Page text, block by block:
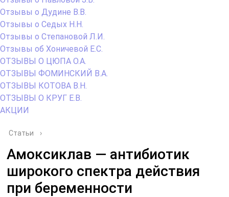
Отзывы о Дудине В.В.
Отзывы о Седых Н.Н.
Отзывы о Степановой Л.И.
Отзывы об Хоничевой Е.С.
ОТЗЫВЫ О ЦЮПА О.А.
ОТЗЫВЫ ФОМИНСКИЙ В.А.
ОТЗЫВЫ КОТОВА В.Н.
ОТЗЫВЫ О КРУГ Е.В.
АКЦИИ
Статьи ›
Амоксиклав — антибиотик
широкого спектра действия
при беременности